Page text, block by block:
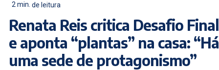
2min. de leitura
Renata Reis critica Desafio Final
e aponta “plantas” na casa: “Há
uma sede de protagonismo”